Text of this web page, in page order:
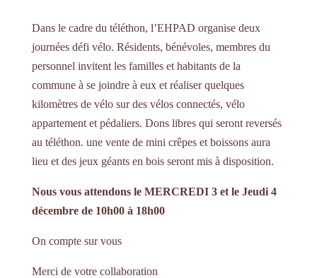
Dans le cadre du téléthon, l’EHPAD organise deux
journées défi vélo. Résidents, bénévoles, membres du
personnel invitent les familles et habitants de la
commune à se joindre à eux et réaliser quelques
kilomètres de vélo sur des vélos connectés, vélo
appartement et pédaliers. Dons libres qui seront reversés
au téléthon. une vente de mini crêpes et boissons aura
lieu et des jeux géants en bois seront mis à disposition.
Nous vous attendons le MERCREDI 3 et le Jeudi 4
décembre de 10h00 à 18h00
On compte sur vous
Merci de votre collaboration